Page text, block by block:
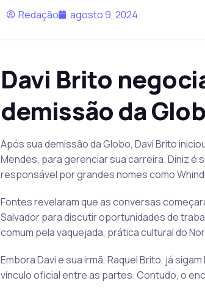
Redação agosto 9, 2024
Davi Brito
demissão da
Após sua demissão da Globo, Davi Brito
Mendes, para gerenciar sua carreira. Diniz é
responsável por grandes nomes como
Fontes revelaram que as conversas
Salvador para discutir oportunidades de
comum pela vaquejada, prática cultural do
Embora Davi e sua irmã, Raquel Brito, já
vínculo oficial entre as partes. Contudo, o